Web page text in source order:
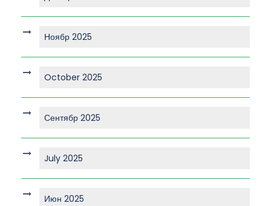
Ноябр 2025
October 2025
Сентябр 2025
July 2025
Июн 2025